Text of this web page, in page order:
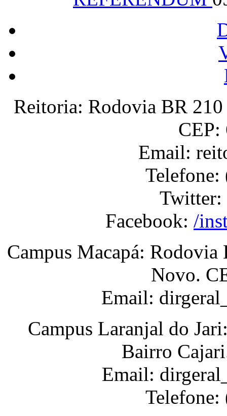
Reitoria: Rodovia BR
CEP:
Email:
Twitter:
Facebook: /
Campus Macapá:
Novo.
Email:
Campus Laranjal do
Bairro
Email: